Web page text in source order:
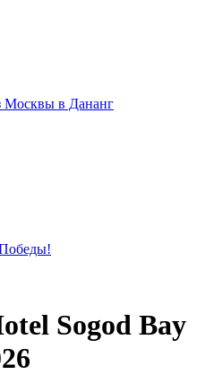
Москвы в Дананг
Sogod Bay